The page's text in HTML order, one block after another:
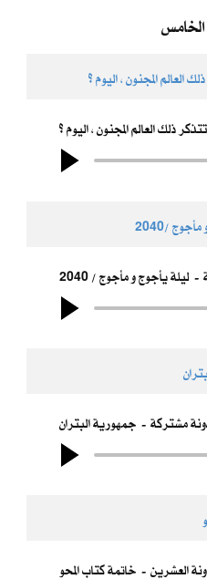
العالم المجنون ، اليوم ؟
ذلك العالم المجنون ، اليوم ؟
/2040
ليلة يأجوج و مأجوج / 2040
جمهورية البتران مشتركة
خاتمة كتاب المحو العشرين